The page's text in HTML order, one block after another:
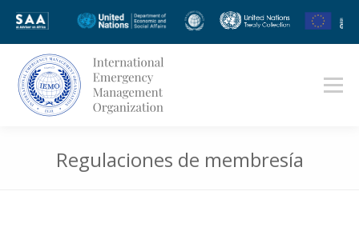
Regulaciones de membresía